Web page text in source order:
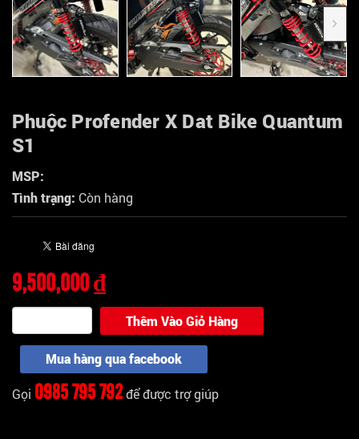
Phuộc Profender X Dat Bike Quantum
S1
MSP:
Tình trạng: Còn hàng
9,500,000 ₫
Thêm Vào Giỏ Hàng
Mua hàng qua facebook
Gọi 0985 795 792để được trợ giúp